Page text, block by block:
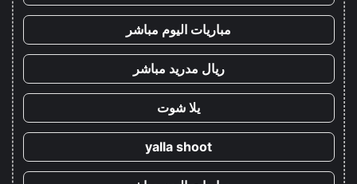
مباريات اليوم مباشر
ريال مدريد مباشر
يلا شوت
yalla shoot